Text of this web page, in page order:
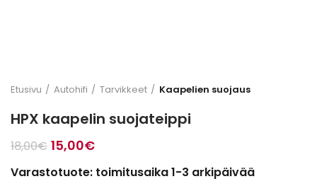
Etusivu Autohifi Tarvikkeet Kaapelien suojaus
HPX kaapelin suojateippi
18,00€ Alkuperäinen
oli:
15,00€Nykyinen
on:
Varastotuote: toimitusaika 1-3 arkipäivää